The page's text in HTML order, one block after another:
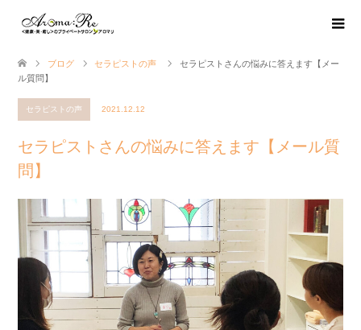
ブログ セラピストの声
セラピストさんの悩みに答えます【メー
ル質問】
セラピストの声 2021.12.12
セラピストさんの悩みに答えます【メール質
問】